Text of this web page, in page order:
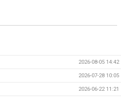
2026-08-05 14:42
2026-07-28 10:05
2026-06-22 11:21